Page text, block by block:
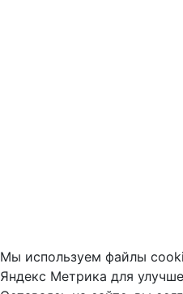
Мы используем файлы
Яндекс Метрика для